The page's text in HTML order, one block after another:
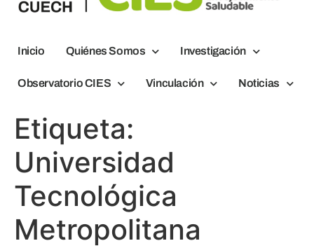
Inicio Quiénes Somos Investigación
Observatorio CIES Vinculación Noticias
Etiqueta:
Universidad
Tecnológica
Metropolitana